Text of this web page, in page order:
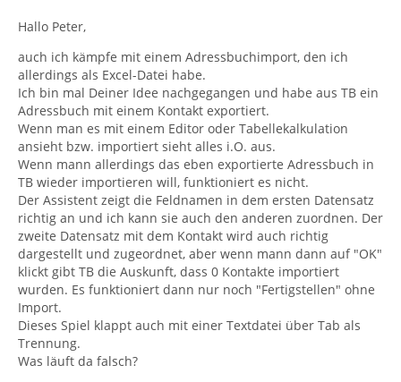
Hallo Peter,
auch ich kämpfe mit einem Adressbuchimport, den ich
allerdings als Excel-Datei habe.
Ich bin mal Deiner Idee nachgegangen und habe aus TB ein
Adressbuch mit einem Kontakt exportiert.
Wenn man es mit einem Editor oder Tabellekalkulation
ansieht bzw. importiert sieht alles i.O. aus.
Wenn mann allerdings das eben exportierte Adressbuch in
TB wieder importieren will, funktioniert es nicht.
Der Assistent zeigt die Feldnamen in dem ersten Datensatz
richtig an und ich kann sie auch den anderen zuordnen. Der
zweite Datensatz mit dem Kontakt wird auch richtig
dargestellt und zugeordnet, aber wenn mann dann auf "OK"
klickt gibt TB die Auskunft, dass 0 Kontakte importiert
wurden. Es funktioniert dann nur noch "Fertigstellen" ohne
Import.
Dieses Spiel klappt auch mit einer Textdatei über Tab als
Trennung.
Was läuft da falsch?